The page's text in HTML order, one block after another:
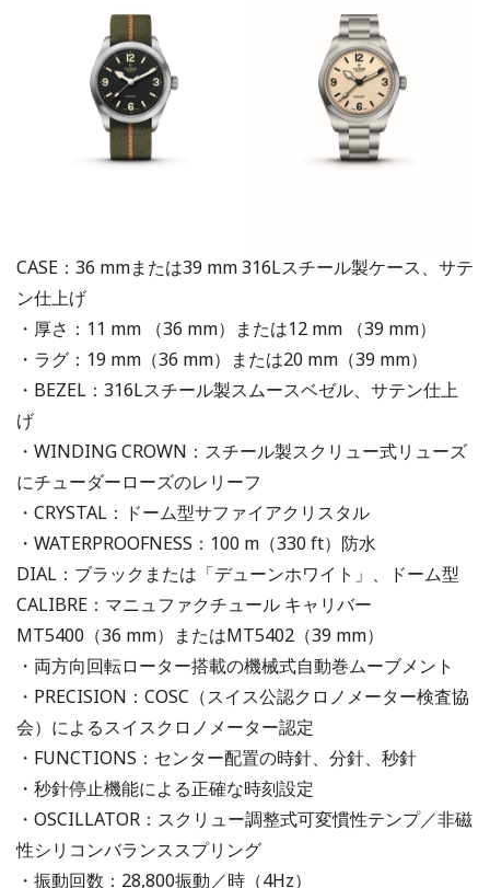
CASE：36 mmまたは39 mm 316Lスチール製ケース、サテ
ン仕上げ
・厚さ：11 mm （36 mm）または12 mm （39 mm）
・ラグ：19 mm（36 mm）または20 mm（39 mm）
・BEZEL：316Lスチール製スムースベゼル、サテン仕上
げ
・WINDING CROWN：スチール製スクリュー式リューズ
にチューダーローズのレリーフ
・CRYSTAL：ドーム型サファイアクリスタル
・WATERPROOFNESS：100 m（330 ft）防水
DIAL：ブラックまたは「デューンホワイト」、ドーム型
CALIBRE：マニュファクチュール キャリバー
MT5400（36 mm）またはMT5402（39 mm）
・両方向回転ローター搭載の機械式自動巻ムーブメント
・PRECISION：COSC（スイス公認クロノメーター検査協
会）によるスイスクロノメーター認定
・FUNCTIONS：センター配置の時針、分針、秒針
・秒針停止機能による正確な時刻設定
・OSCILLATOR：スクリュー調整式可変慣性テンプ／非磁
性シリコンバランススプリング
・振動回数：28,800振動／時（4Hz）